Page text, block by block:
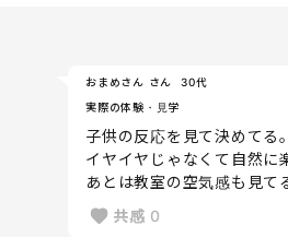
おまめさん さん
30代
実際の体験・見学
子供の反応を見て決めてる。
イヤイヤじゃなくて自然に
あとは教室の空気感も見て
共感 0